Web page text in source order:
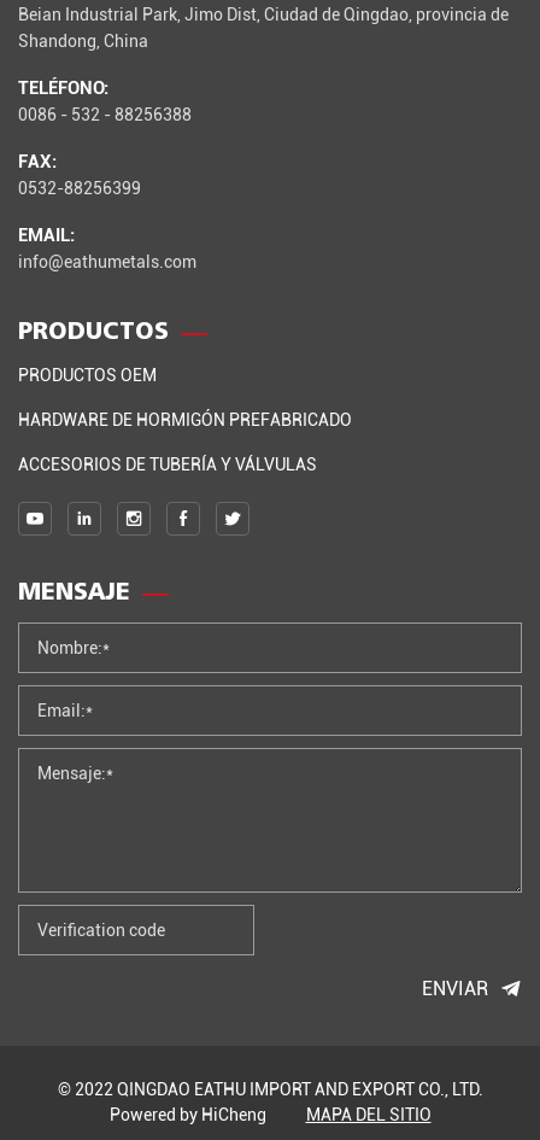
Beian Industrial Park, Jimo Dist, Ciudad de Qingdao, provincia de
Shandong, China
TELÉFONO:
0086 - 532 - 88256388
FAX:
0532-88256399
EMAIL:
info@eathumetals.com
PRODUCTOS
PRODUCTOS OEM
HARDWARE DE HORMIGÓN PREFABRICADO
ACCESORIOS DE TUBERÍA Y VÁLVULAS
MENSAJE
ENVIAR
© 2022 QINGDAO EATHU IMPORT AND EXPORT CO., LTD.
Powered by HiCheng
MAPA DEL SITIO